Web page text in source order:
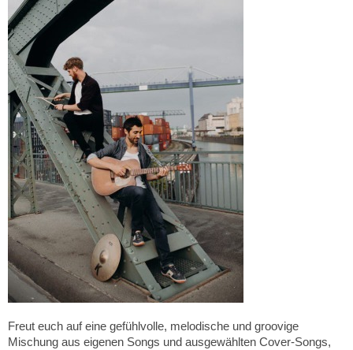
Freut euch auf eine gefühlvolle, melodische und groovige
Mischung aus eigenen Songs und ausgewählten Cover-Songs,